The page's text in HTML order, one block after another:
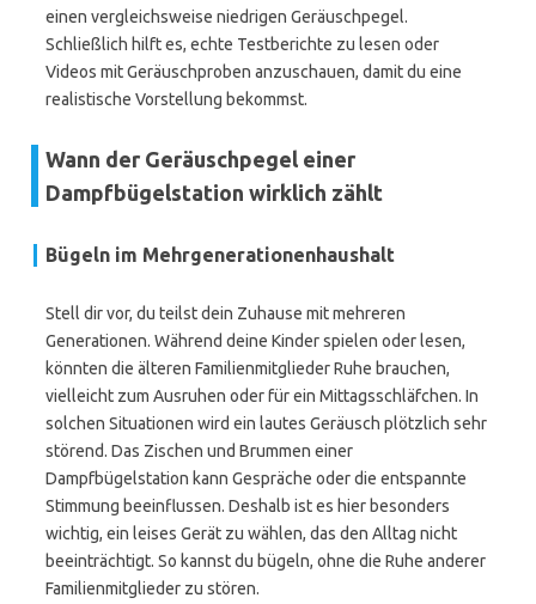
einen vergleichsweise niedrigen Geräuschpegel.
Schließlich hilft es, echte Testberichte zu lesen oder
Videos mit Geräuschproben anzuschauen, damit du eine
realistische Vorstellung bekommst.
Wann der Geräuschpegel einer
Dampfbügelstation wirklich zählt
Bügeln im Mehrgenerationenhaushalt
Stell dir vor, du teilst dein Zuhause mit mehreren
Generationen. Während deine Kinder spielen oder lesen,
könnten die älteren Familienmitglieder Ruhe brauchen,
vielleicht zum Ausruhen oder für ein Mittagsschläfchen. In
solchen Situationen wird ein lautes Geräusch plötzlich sehr
störend. Das Zischen und Brummen einer
Dampfbügelstation kann Gespräche oder die entspannte
Stimmung beeinflussen. Deshalb ist es hier besonders
wichtig, ein leises Gerät zu wählen, das den Alltag nicht
beeinträchtigt. So kannst du bügeln, ohne die Ruhe anderer
Familienmitglieder zu stören.